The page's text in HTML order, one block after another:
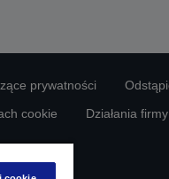
prywatności
cookie Działania